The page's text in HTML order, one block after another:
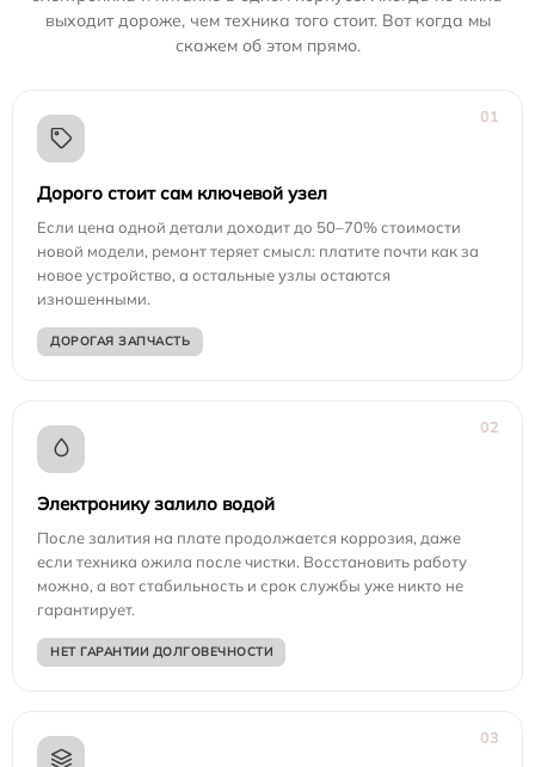
выходит дороже, чем техника того стоит. Вот когда мы
скажем об этом прямо.
01
Дорого стоит сам ключевой узел
Если цена одной детали доходит до 50–70% стоимости
новой модели, ремонт теряет смысл: платите почти как за
новое устройство, а остальные узлы остаются
изношенными.
ДОРОГАЯ ЗАПЧАСТЬ
02
Электронику залило водой
После залития на плате продолжается коррозия, даже
если техника ожила после чистки. Восстановить работу
можно, а вот стабильность и срок службы уже никто не
гарантирует.
НЕТ ГАРАНТИИ ДОЛГОВЕЧНОСТИ
03